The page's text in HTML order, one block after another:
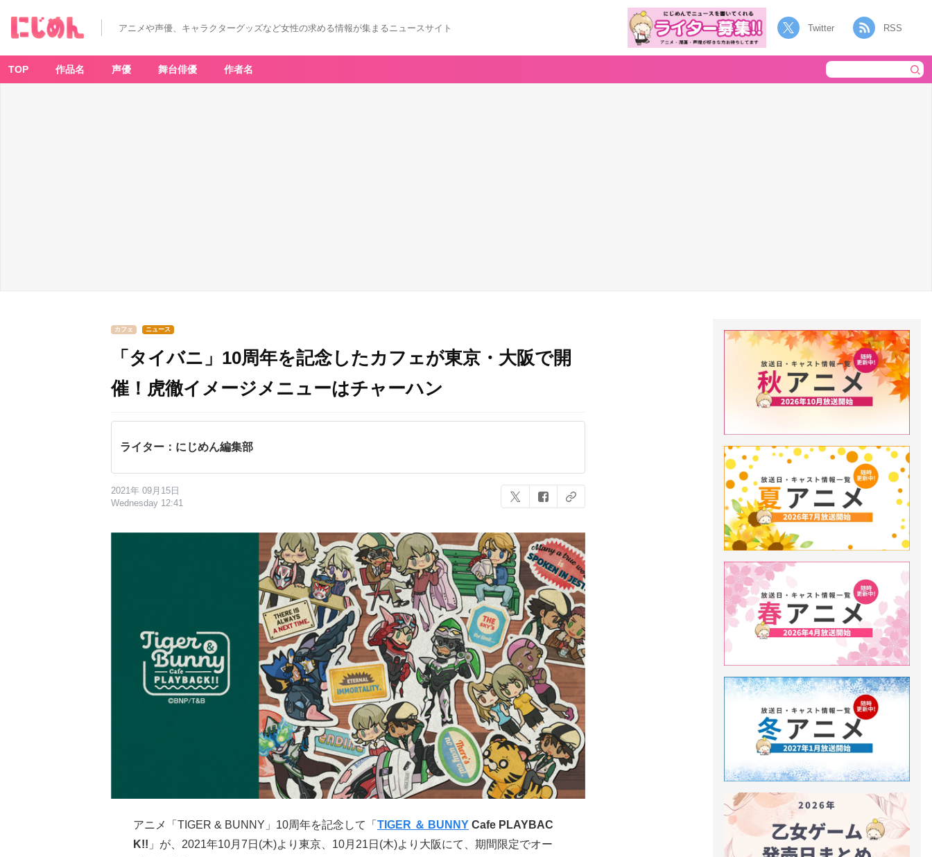
アニメや声優、キャラクターグッズなど女性の求める情報が集まるニュースサイト Twitter RSS
TOP 作品名 声優 舞台俳優 作者名
カフェ ニュース
「タイバニ」10周年を記念したカフェが東京・大阪で開
催！虎徹イメージメニューはチャーハン
ライター：にじめん編集部
2021年 09月15日
Wednesday 12:41
アニメ「TIGER & BUNNY」10周年を記念して「 TIGER ＆ BUNNY Cafe PLAYBAC
K!! 」が、2021年10月7日(木)より東京、10月21日(木)より大阪にて、期間限定でオー